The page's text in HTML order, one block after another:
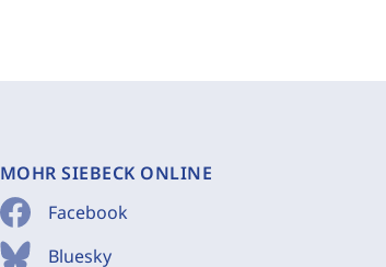
MOHR SIEBECK ONLINE
Facebook
Bluesky